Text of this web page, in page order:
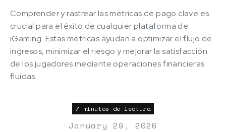
Comprender y rastrear las métricas de pago clave es
crucial para el éxito de cualquier plataforma de
iGaming. Estas métricas ayudan a optimizar el flujo de
ingresos, minimizar el riesgo y mejorar la satisfacción
de los jugadores mediante operaciones financieras
fluidas.
7 minutos de lectura
January 29, 2026